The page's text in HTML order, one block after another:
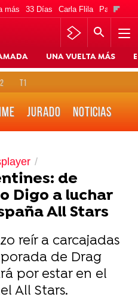
más 33 Días Carla Flila Paco
UNA VUELTA MÁS
T1
JURADO NOTICIAS
de
Digo a luchar
All Stars
reír a carcajadas
de Drag
por estar en el
All Stars.